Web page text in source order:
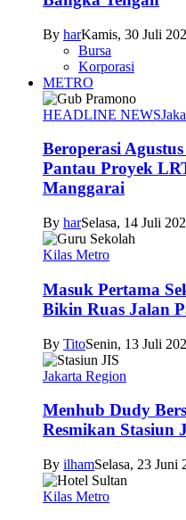
By harKamis, 30 Juli
Bursa
Korporasi
METRO
HEADLINE NEWS
Beroperasi
Pantau Proyek
Manggarai
By harSelasa, 14 Juli
Kilas Metro
Masuk Pertama
Bikin Ruas Jalan
By TitoSenin, 13 Juli
Jakarta Region
Menhub Dudy
Resmikan Stasiun
By ilhamSelasa, 23 Juni
Kilas Metro